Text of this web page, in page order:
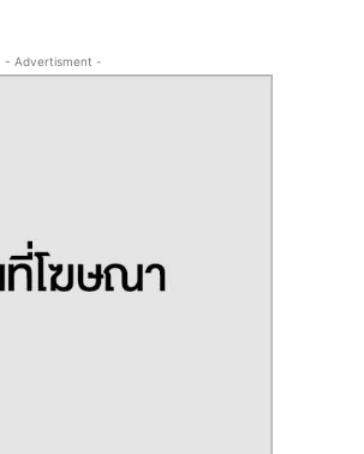
- Advertisment -